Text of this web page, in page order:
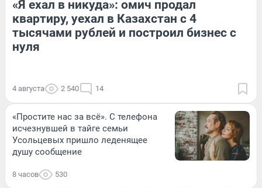
«Я ехал в никуда»: омич продал
квартиру, уехал в Казахстан с 4
тысячами рублей и построил бизнес с
нуля
4 августа 2 540 14
«Простите нас за всё». С телефона
исчезнувшей в тайге семьи
Усольцевых пришло леденящее
душу сообщение
8 часов 530